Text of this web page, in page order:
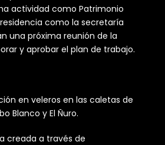
actividad como Patrimonio
como la secretaría
una próxima reunión de la
y aprobar el plan de trabajo.
en veleros en las caletas de
Blanco y El Ñuro.
creada a través de